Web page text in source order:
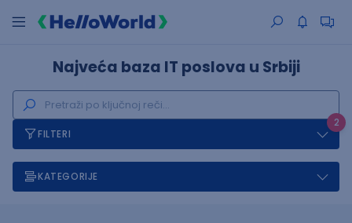
Najveća baza IT poslova u Srbiji
2
FILTERI
KATEGORIJE